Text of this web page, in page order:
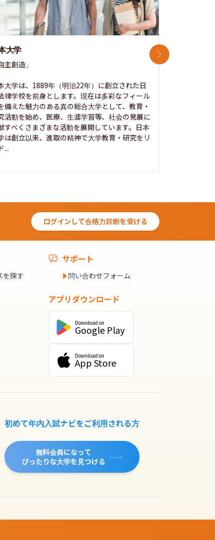
大学
主創造」
大学は、1889年（明治22年）に創立された日
律学校を前身とします。現在は多彩なフィール
備えた魅力のある真の総合大学として、教育・
活動を始め、医療、生涯学習等、社会の発展に
すべくさまざまな活動を展開しています。日本
は創立以来、進取の精神で大学教育・研究をリ
...
次のスライド
ログインして合格力診断を受ける
を探す
サポート
問い合わせフォーム
アプリダウンロード
Download on
Google Play
Download on
App Store
初めて年内入試ナビをご利用される方
無料会員になって
ぴったりな大学を見つける